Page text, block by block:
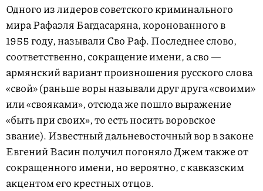
Одного из лидеров советского криминального
мира Рафаэля Багдасаряна, коронованного в
1955 году, называли Сво Раф. Последнее слово,
соответственно, сокращение имени, а сво —
армянский вариант произношения русского слова
«свой» (раньше воры называли друг друга «своими»
или «свояками», отсюда же пошло выражение
«быть при своих», то есть носить воровское
звание). Известный дальневосточный вор в законе
Евгений Васин получил погоняло Джем также от
сокращенного имени, но вероятно, с кавказским
акцентом его крестных отцов.